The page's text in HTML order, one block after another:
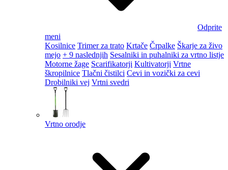
Odprite
meni
Kosilnice Trimer za trato Krtače Črpalke Škarje za živo
mejo + 9 naslednjih Sesalniki in puhalniki za vrtno listje
Motorne žage Scarifikatorji Kultivatorji Vrtne
škropilnice Tlačni čistilci Cevi in vozički za cevi
Drobilniki vej Vrtni svedri
Vrtno orodje